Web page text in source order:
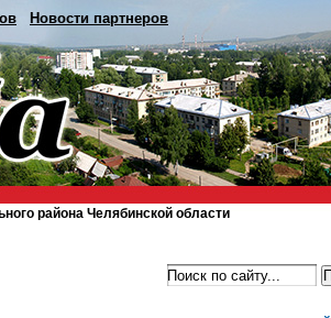
Новости партнеров
района Челябинской области